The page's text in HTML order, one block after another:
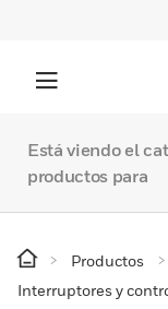
Está viendo el
productos para
Productos
Interruptores y